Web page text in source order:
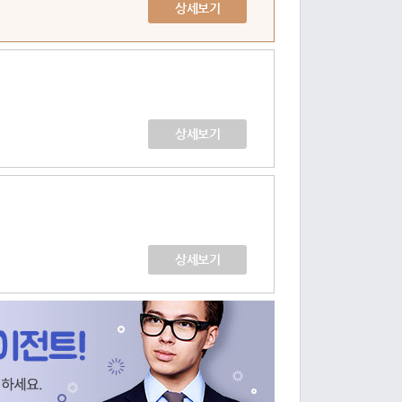
상세보기
상세보기
상세보기